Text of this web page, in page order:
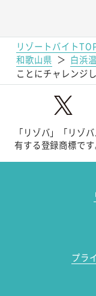
リゾートバイト
和歌山県 ＞ 白浜
ことにチャレンジ
「リゾバ」「リゾ
有する登録商標です
プラ